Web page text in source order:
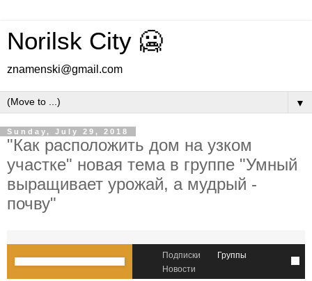
Norilsk City 🥶
znamenski@gmail.com
▼
Sunday, July 29, 2018
"Как расположить дом на узком
участке" новая тема в группе "Умный
выращивает урожай, а мудрый -
почву"
Подписки
Группы
Новости